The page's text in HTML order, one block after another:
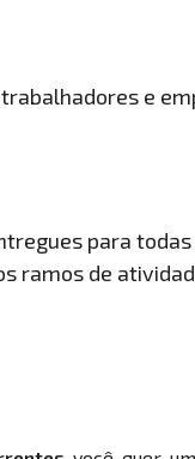
e
para
ramos de